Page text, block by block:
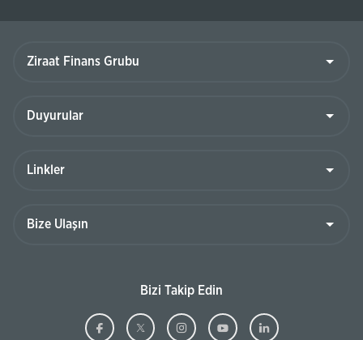
Grubu
Bizi Takip Edin
Ziraat
(BuZiraat
(BuZiraat
(BuZiraat
(BuZiraat
(Bu